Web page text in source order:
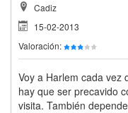
Cadiz
15-02-2013
Valoración:
Voy a Harlem cada vez
hay que ser precavido
visita. También